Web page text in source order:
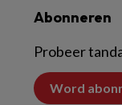
Abonneren
Probeer
Word